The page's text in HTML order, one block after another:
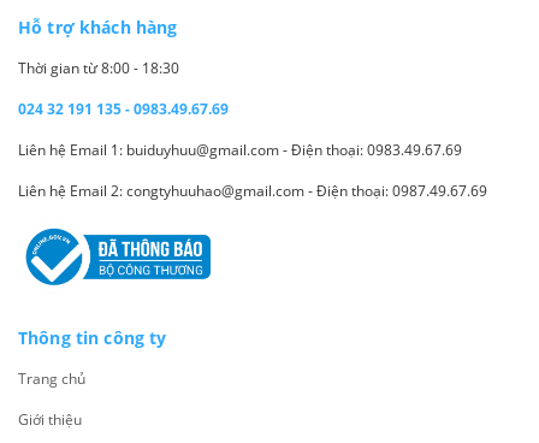
Hỗ trợ khách hàng
Thời gian từ 8:00 - 18:30
024 32 191 135 - 0983.49.67.69
Liên hệ Email 1: buiduyhuu@gmail.com - Điện thoại: 0983.49.67.69
Liên hệ Email 2: congtyhuuhao@gmail.com - Điện thoại: 0987.49.67.69
Thông tin công ty
Trang chủ
Giới thiệu